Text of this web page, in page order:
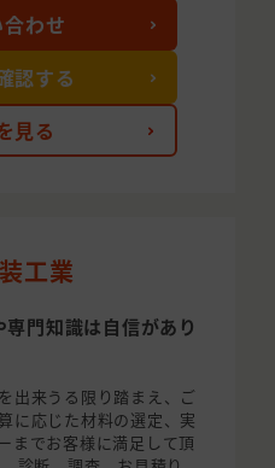
見る
わせ
認する
工業
門知識は自信があり
出来うる限り踏まえ、ご
に応じた材料の選定、実
までお客様に満足して頂